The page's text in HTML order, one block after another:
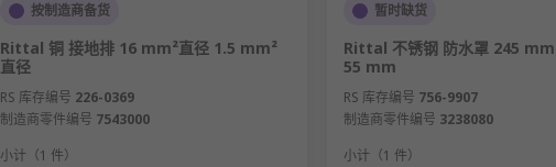
按制造商备货
Rittal 铜 接地排 16 mm²直径 1.5 mm²
直径
RS 库存编号 226-0369
制造商零件编号 7543000
小计（1 件）
暂时缺货
Rittal 不锈钢 防水罩 245
55 mm
RS 库存编号 756-9907
制造商零件编号 3238080
小计（1 件）